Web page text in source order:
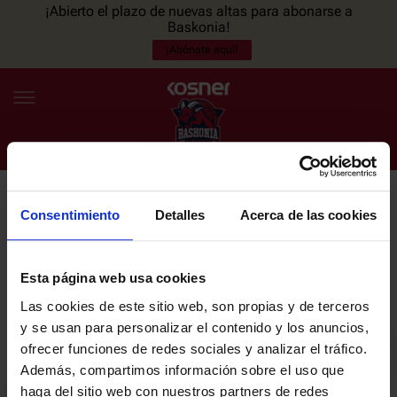
Consentimiento Detalles Acerca de las cookies
Esta página web usa cookies
Las cookies de este sitio web, son propias y de terceros
y se usan para personalizar el contenido y los anuncios,
ofrecer funciones de redes sociales y analizar el tráfico.
Además, compartimos información sobre el uso que
haga del sitio web con nuestros partners de redes
¡Abierto el plazo de nuevas altas para abonarse a
Baskonia!
¡Abónate aquí!
ES EU
NOTICIAS
PLANTILLA
ENTRADAS
NEWSLETTER
últimas noticias y promociones del club.
Email
He leído y acepto laPolítica de privacidaddel SASKI BASKONIA